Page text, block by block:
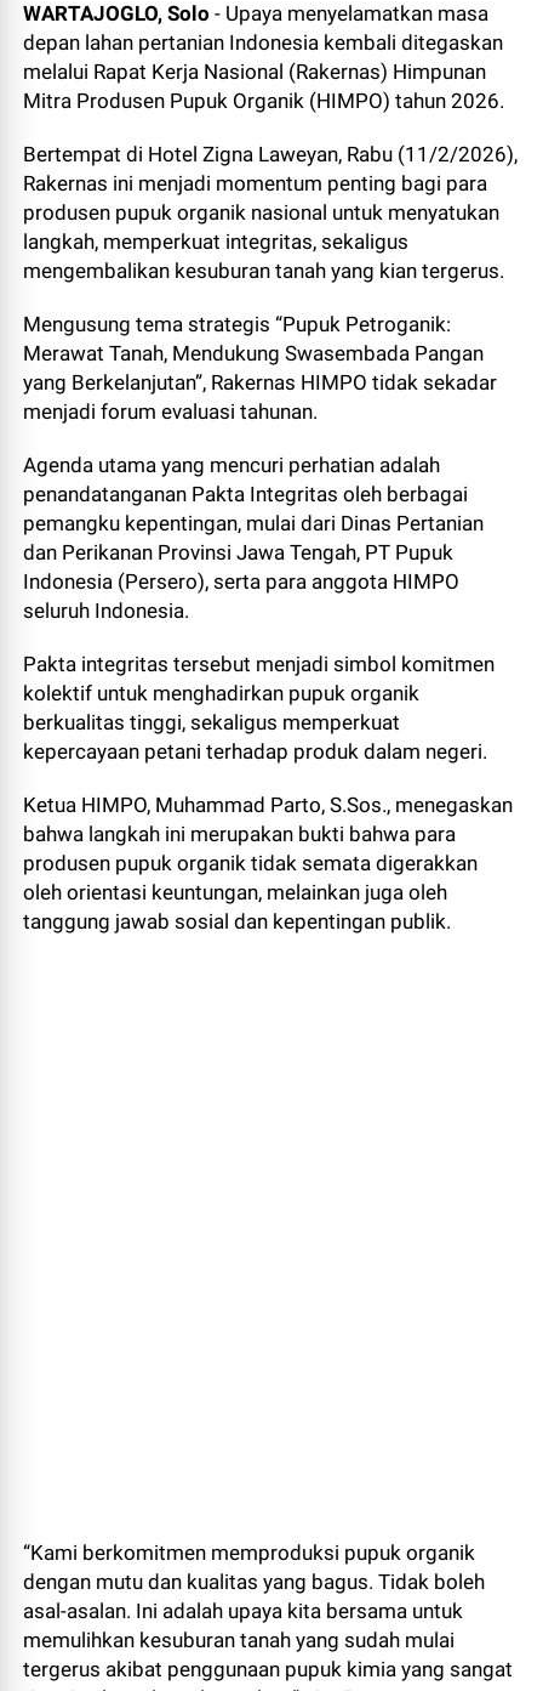
WARTAJOGLO, Solo - Upaya menyelamatkan masa
depan lahan pertanian Indonesia kembali ditegaskan
melalui Rapat Kerja Nasional (Rakernas) Himpunan
Mitra Produsen Pupuk Organik (HIMPO) tahun 2026.
Bertempat di Hotel Zigna Laweyan, Rabu (11/2/2026),
Rakernas ini menjadi momentum penting bagi para
produsen pupuk organik nasional untuk menyatukan
langkah, memperkuat integritas, sekaligus
mengembalikan kesuburan tanah yang kian tergerus.
Mengusung tema strategis “Pupuk Petroganik:
Merawat Tanah, Mendukung Swasembada Pangan
yang Berkelanjutan”, Rakernas HIMPO tidak sekadar
menjadi forum evaluasi tahunan.
Agenda utama yang mencuri perhatian adalah
penandatanganan Pakta Integritas oleh berbagai
pemangku kepentingan, mulai dari Dinas Pertanian
dan Perikanan Provinsi Jawa Tengah, PT Pupuk
Indonesia (Persero), serta para anggota HIMPO
seluruh Indonesia.
Pakta integritas tersebut menjadi simbol komitmen
kolektif untuk menghadirkan pupuk organik
berkualitas tinggi, sekaligus memperkuat
kepercayaan petani terhadap produk dalam negeri.
Ketua HIMPO, Muhammad Parto, S.Sos., menegaskan
bahwa langkah ini merupakan bukti bahwa para
produsen pupuk organik tidak semata digerakkan
oleh orientasi keuntungan, melainkan juga oleh
tanggung jawab sosial dan kepentingan publik.
“Kami berkomitmen memproduksi pupuk organik
dengan mutu dan kualitas yang bagus. Tidak boleh
asal-asalan. Ini adalah upaya kita bersama untuk
memulihkan kesuburan tanah yang sudah mulai
tergerus akibat penggunaan pupuk kimia yang sangat